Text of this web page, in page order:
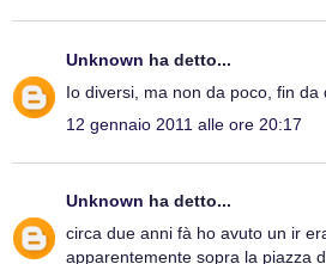
Unknown ha detto...
Io diversi, ma non da poco, fin da
12 gennaio 2011 alle ore 20:17
Unknown ha detto...
circa due anni fà ho avuto un ir
apparentemente sopra la piazza